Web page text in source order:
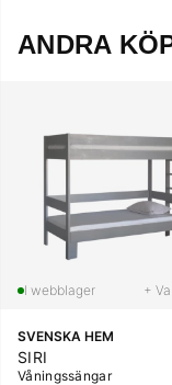
ANDRA
+
SVENSKA HEM
SIRI
Våningssängar